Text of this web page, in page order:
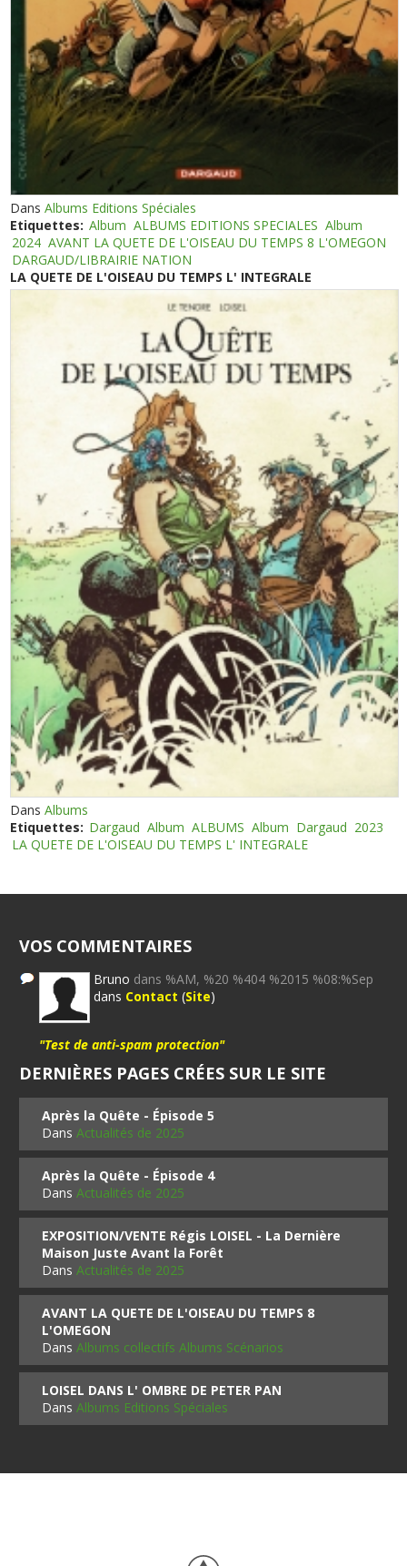
DansAlbums Editions Spéciales
Etiquettes: Album ALBUMS EDITIONS SPECIALES Album
2024 AVANT LA QUETE DE L'OISEAU DU TEMPS 8 L'OMEGON
DARGAUD/LIBRAIRIE NATION
LA QUETE DE L'OISEAU DU TEMPS L' INTEGRALE
DansAlbums
Etiquettes: Dargaud Album ALBUMS Album Dargaud 2023
LA QUETE DE L'OISEAU DU TEMPS L' INTEGRALE
VOS COMMENTAIRES
Bruno dans %AM, %20 %404 %2015 %08:%Sep
dans Contact (Site)
"Test de anti-spam protection"
DERNIÈRES PAGES CRÉES SUR LE SITE
Après la Quête - Épisode 5
DansActualités de 2025
Après la Quête - Épisode 4
DansActualités de 2025
EXPOSITION/VENTE Régis LOISEL - La Dernière
Maison Juste Avant la Forêt
DansActualités de 2025
AVANT LA QUETE DE L'OISEAU DU TEMPS 8
L'OMEGON
DansAlbums collectifs Albums Scénarios
LOISEL DANS L' OMBRE DE PETER PAN
DansAlbums Editions Spéciales